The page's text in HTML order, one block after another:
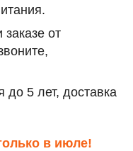
от
до 5 лет, доставка
в июле!